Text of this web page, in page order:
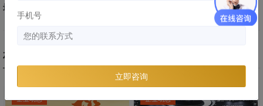
最后编辑时间:
相关文章
企业动态 企业动态
手机号
立即咨询